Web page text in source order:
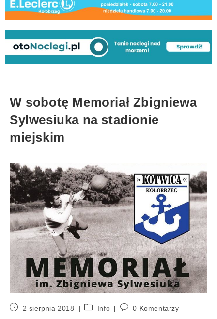
W sobotę Memoriał Zbigniewa
Sylwesiuka na stadionie
miejskim
2 sierpnia 2018 Info 0 Komentarzy